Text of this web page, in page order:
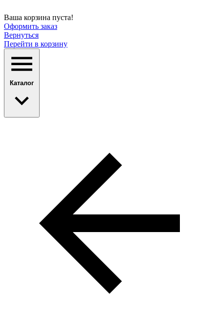
Ваша корзина пуста!
Оформить заказ
Вернуться
Перейти в корзину
Каталог